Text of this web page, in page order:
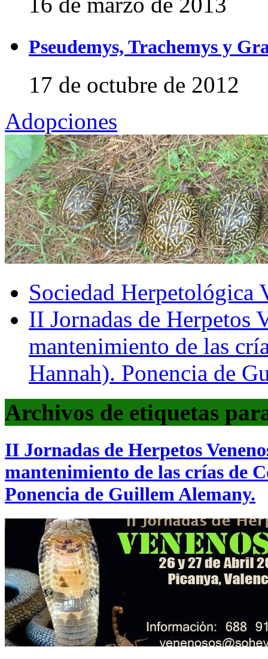
Pseudemys, Trachemys y
17 de octubre de 2012
Adopciones
Sociedad Herpetológica
II Jornadas de Herpetos
mantenimiento de las
Hannah). Ponencia de
Archivos de etiquetas
II Jornadas de Herpetos
mantenimiento de las crías de
Ponencia de Guillem Alemany.